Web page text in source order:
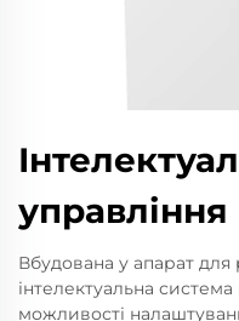
управління
Вбудована у апарат для
інтелектуальна
можливості